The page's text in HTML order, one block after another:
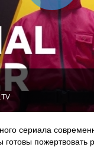
сериала